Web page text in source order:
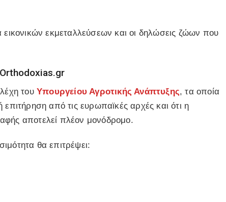
εικονικών εκμεταλλεύσεων και οι δηλώσεις ζώων που
του Υπουργείου Αγροτικής Ανάπτυξης, τα οποία
από τις ευρωπαϊκές αρχές και ότι η
αποτελεί πλέον μονόδρομο.
θα επιτρέψει: